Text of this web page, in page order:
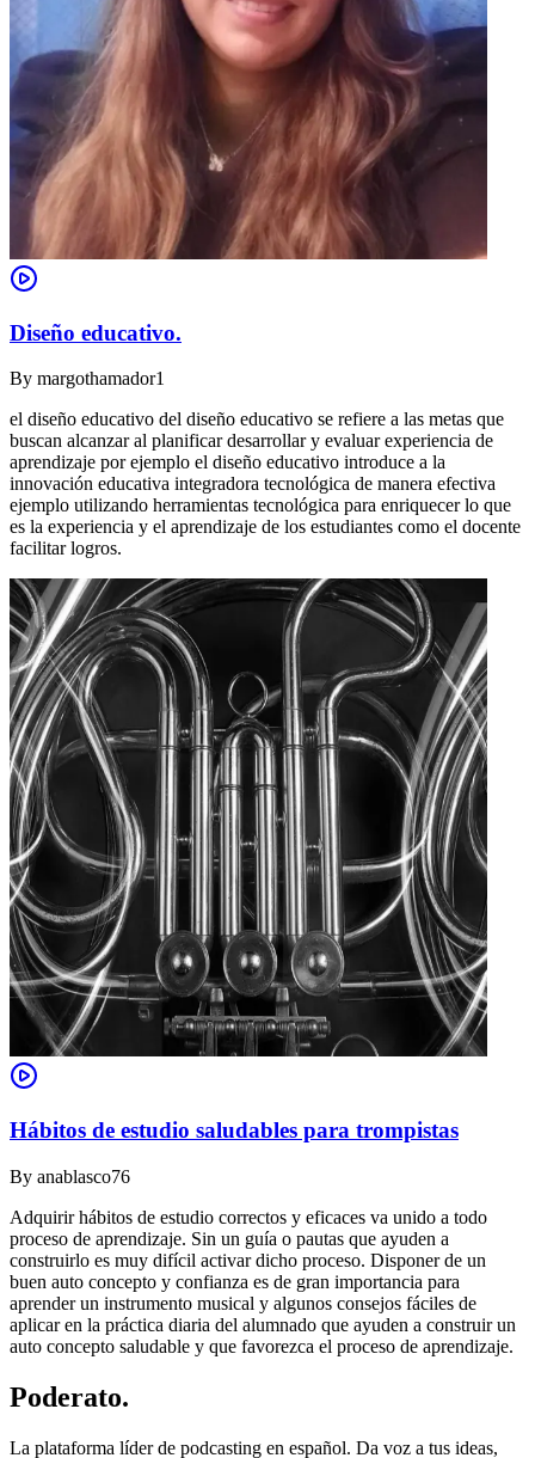
Diseño educativo.
By margothamador1
el diseño educativo del diseño educativo se refiere a las metas que
buscan alcanzar al planificar desarrollar y evaluar experiencia de
aprendizaje por ejemplo el diseño educativo introduce a la
innovación educativa integradora tecnológica de manera efectiva
ejemplo utilizando herramientas tecnológica para enriquecer lo que
es la experiencia y el aprendizaje de los estudiantes como el docente
facilitar logros.
Hábitos de estudio saludables para trompistas
By anablasco76
Adquirir hábitos de estudio correctos y eficaces va unido a todo
proceso de aprendizaje. Sin un guía o pautas que ayuden a
construirlo es muy difícil activar dicho proceso. Disponer de un
buen auto concepto y confianza es de gran importancia para
aprender un instrumento musical y algunos consejos fáciles de
aplicar en la práctica diaria del alumnado que ayuden a construir un
auto concepto saludable y que favorezca el proceso de aprendizaje.
Poderato.
La plataforma líder de podcasting en español. Da voz a tus ideas,